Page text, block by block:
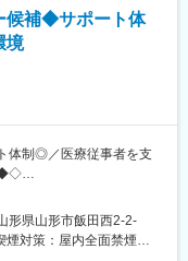
候補◆サポート体
境
体制◎／医療従事者を支
◆◇
ど、医療現場の感染管理
、フェイスシールド等
います。また、器材の在
形県山形市飯田西2-2-
対策：屋内全面禁煙変